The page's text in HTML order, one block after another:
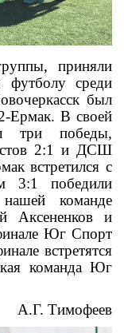
приняли
среди
был
Ермак. В своей
три победы,
2:1 и ДСШ
встретился с
победили
команде
Аксененков и
Юг Спорт
встретятся
команда Юг
А.Г. Тимофеев